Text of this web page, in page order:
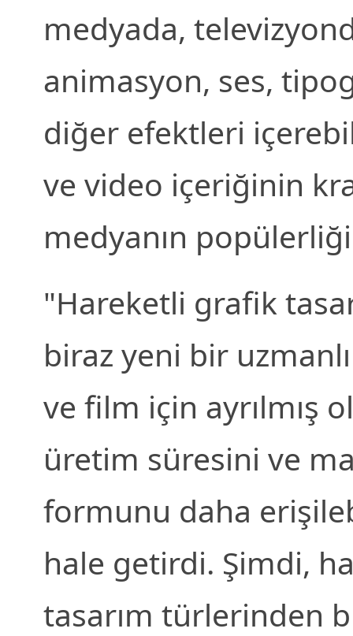
medyada,
animasyon, ses,
diğer efektleri
ve video içeriğinin
medyanın popülerliği
"Hareketli grafik
biraz yeni bir
ve film için ayrılmış
üretim süresini ve
formunu daha
hale getirdi. Şimdi,
tasarım türlerinden